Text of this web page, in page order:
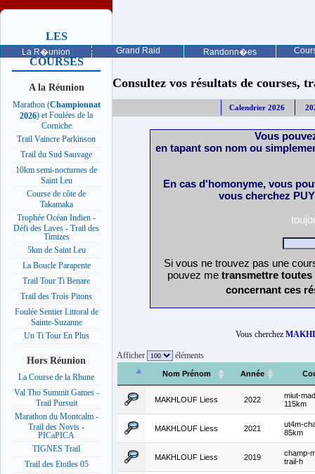
La R�union Grand Raid Randonn�es
LES
PROCHAINES
COURSES
A la Réunion
Marathon (Championnat
2026) et Foulées de la
Corniche
Trail Vaincre Parkinson
Trail du Sud Sauvage
10km semi-nocturnes de
Saint Leu
Course de côte de
Takamaka
Trophée Océan Indien -
Défi des Laves - Trail des
Timizes
5km de Saint Leu
La Boucle Parapente
Trail Tour Ti Benare
Trail des Trois Pitons
Foulée Sentier Littoral de
Sainte-Suzanne
Un Ti Tour En Plus
Hors Réunion
La Course de la Rhune
Val Tho Summit Games -
Trail Pursuit
Marathon du Montcalm -
Trail des Novis -
PICaPICA
TIGNES Trail
Trail des Etoiles 05
Consultez vos résultats de courses,
Calendrier 2026
Vous
en tapant son nom ou
En cas d'homonyme, vous
vous cherchez
Si vous ne trouvez pas une
pouvez me transmettre
concernant ces
Vous cherchez
Afficher éléments
Nom Prénom Année
MAKHLOUF Liess 2022
miut-
115km
MAKHLOUF Liess 2021
ut4m-
85km
MAKHLOUF Liess 2019
champ-
trail-h